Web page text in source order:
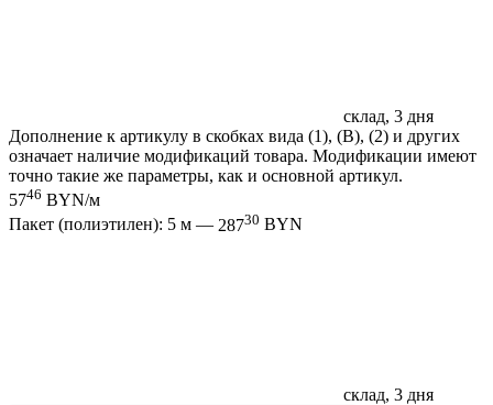
склад, 3 дня
Дополнение к артикулу в скобках вида (1), (B), (2) и других
означает наличие модификаций товара. Модификации имеют
точно такие же параметры, как и основной артикул.
5746 BYN/м
Пакет (полиэтилен): 5 м — 28730 BYN
склад, 3 дня